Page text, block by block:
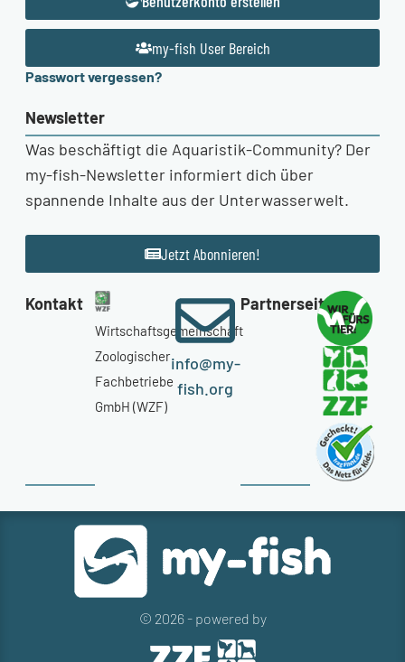
my-fish User Bereich
Passwort vergessen?
Newsletter
Was beschäftigt die Aquaristik-Community? Der
my-fish-Newsletter informiert dich über
spannende Inhalte aus der Unterwasserwelt.
Jetzt Abonnieren!
Kontakt
Wirtschaftsgemeinschaft
Zoologischer
Fachbetriebe
GmbH (WZF)
info@my-
fish.org
Partnerseiten
© 2026 - powered by